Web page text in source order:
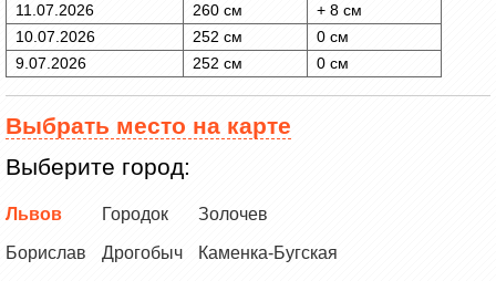
11.07.2026
260 см
+ 8 см
10.07.2026
252 см
0 см
9.07.2026
252 см 0 см
Выбрать место на карте
Выберите город:
Львов
Борислав
Городок
Дрогобыч
Золочев
Каменка-Бугская